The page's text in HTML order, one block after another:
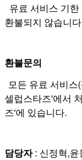
유료 서비스 기
환불되지 않습니
환불문의
모든 유료 서비
셀럽스타즈'에서
즈'에 있습니다.
담당자: 신정혁,윤